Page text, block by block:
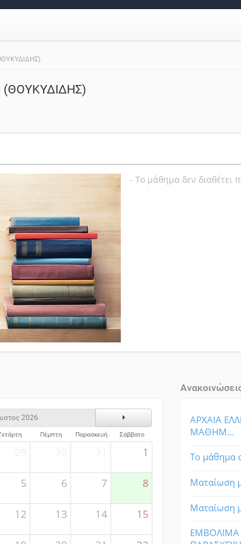
(ΘΟΥΚΥΔΙΔΗΣ)
- Το μάθημα δεν διαθέτει
2026
Επόμενος Μήνας
Πέμπτη Παρασκευή Σάββατο
1
5 6 7 8
12 13 14 15
ΑΡΧΑΙΑ
ΜΑΘΗΜ...
Το μάθημα
Ματαίωση
Ματαίωση
ΕΜΒΟΛΙΜΑ